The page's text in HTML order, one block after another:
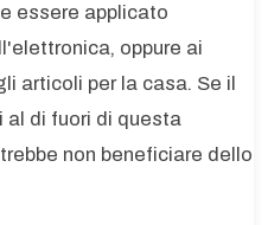
essere applicato
oppure ai
articoli per la casa. Se il
al di fuori di questa
non beneficiare dello